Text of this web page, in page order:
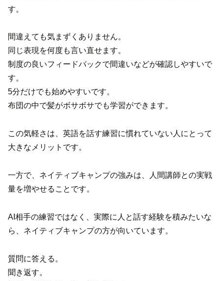
す。
間違えても気まずくありません。
同じ表現を何度も言い直せます。
制度の良いフィードバックで間違いなどが確認しやすいで
す。
5分だけでも始めやすいです。
布団の中で髪がボサボサでも学習ができます。
この気軽さは、英語を話す練習に慣れていない人にとって
大きなメリットです。
一方で、ネイティブキャンプの強みは、人間講師との実戦
量を増やせることです。
AI相手の練習ではなく、実際に人と話す経験を積みたいな
ら、ネイティブキャンプの方が向いています。
質問に答える。
聞き返す。